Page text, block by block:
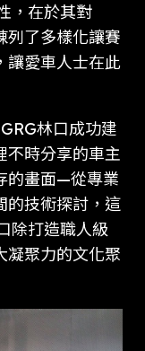
，在於其對
列了多樣化讓賽
讓愛車人士在此
林口成功建
不時分享的車主
的畫面—從專業
的技術探討，這
除打造職人級
凝聚力的文化聚